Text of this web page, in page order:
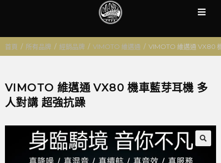
首頁 / 所有品牌 / 經銷品牌 / VIMOTO 維邁通 / VIMOTO 維邁通 VX80
VIMOTO 維邁通 VX80 機車藍芽耳機 多
人對講 超強抗躁